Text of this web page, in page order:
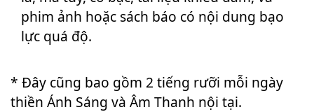
phim ảnh hoặc sách báo có nội dung bạo
lực quá độ.
* Đây cũng bao gồm 2 tiếng rưỡi mỗi ngày
thiền Ánh Sáng và Âm Thanh nội tại.